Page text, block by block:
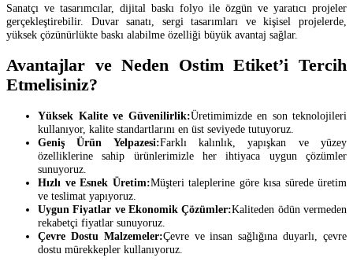
Sanatçı ve tasarımcılar, dijital baskı folyo ile özgün ve yaratıcı projeler
gerçekleştirebilir. Duvar sanatı, sergi tasarımları ve kişisel projelerde,
yüksek çözünürlükte baskı alabilme özelliği büyük avantaj sağlar.
Avantajlar ve Neden Ostim Etiket’i Tercih
Etmelisiniz?
Yüksek Kalite ve Güvenilirlik:Üretimimizde en son teknolojileri
kullanıyor, kalite standartlarını en üst seviyede tutuyoruz.
Geniş Ürün Yelpazesi:Farklı kalınlık, yapışkan ve yüzey
özelliklerine sahip ürünlerimizle her ihtiyaca uygun çözümler
sunuyoruz.
Hızlı ve Esnek Üretim:Müşteri taleplerine göre kısa sürede üretim
ve teslimat yapıyoruz.
Uygun Fiyatlar ve Ekonomik Çözümler:Kaliteden ödün vermeden
rekabetçi fiyatlar sunuyoruz.
Çevre Dostu Malzemeler:Çevre ve insan sağlığına duyarlı, çevre
dostu mürekkepler kullanıyoruz.